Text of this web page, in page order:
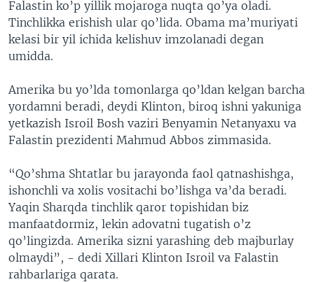
VIDEO
XABARLAR SURATLARDA
ODNOKLASSNIKI
TELEGRAM
SOUNDCLOUD
Learning English
VOA
Falastin ko’p yillik mojaroga nuqta qo’ya oladi.
Tinchlikka erishish ular qo’lida. Obama ma’muriyati
kelasi bir yil ichida kelishuv imzolanadi degan
umidda.
Amerika bu yo’lda tomonlarga qo’ldan kelgan barcha
yordamni beradi, deydi Klinton, biroq ishni yakuniga
yetkazish Isroil Bosh vaziri Benyamin Netanyaxu va
Falastin prezidenti Mahmud Abbos zimmasida.
“Qo’shma Shtatlar bu jarayonda faol qatnashishga,
ishonchli va xolis vositachi bo’lishga va’da beradi.
Yaqin Sharqda tinchlik qaror topishidan biz
manfaatdormiz, lekin adovatni tugatish o’z
qo’lingizda. Amerika sizni yarashing deb majburlay
olmaydi”, - dedi Xillari Klinton Isroil va Falastin
rahbarlariga qarata.